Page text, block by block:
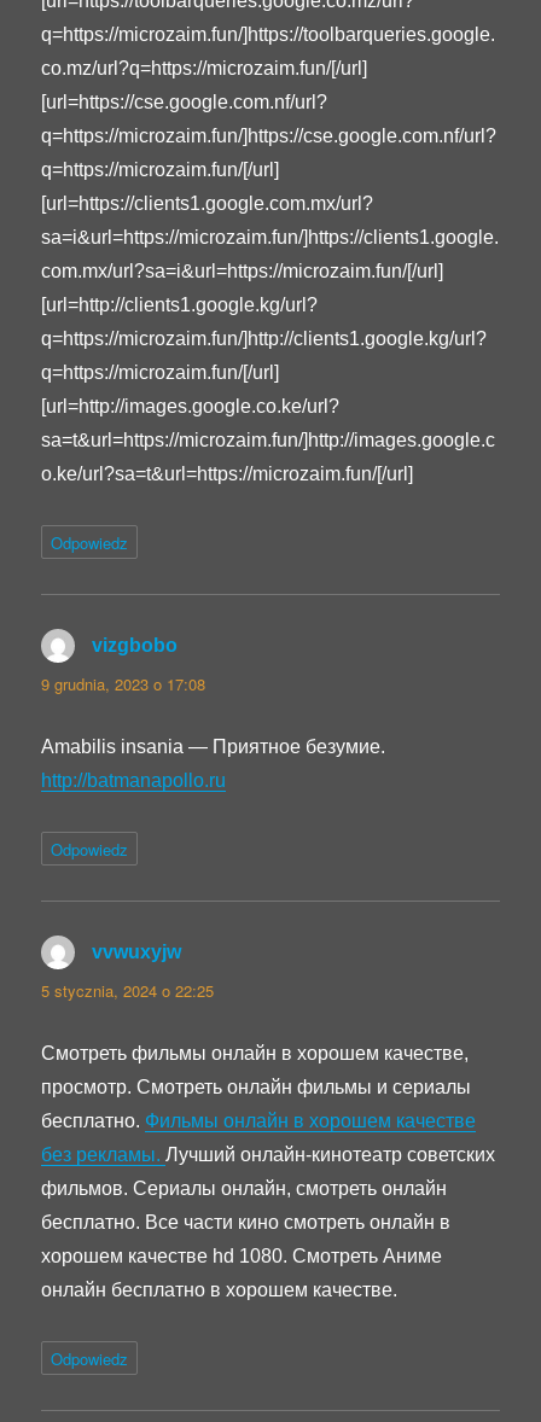
q=https://microzaim.fun/]https://toolbarqueries.google.
co.mz/url?q=https://microzaim.fun/[/url]
[url=https://cse.google.com.nf/url?
q=https://microzaim.fun/]https://cse.google.com.nf/url?
q=https://microzaim.fun/[/url]
[url=https://clients1.google.com.mx/url?
sa=i&url=https://microzaim.fun/]https://clients1.google.
com.mx/url?sa=i&url=https://microzaim.fun/[/url]
[url=http://clients1.google.kg/url?
q=https://microzaim.fun/]http://clients1.google.kg/url?
q=https://microzaim.fun/[/url]
[url=http://images.google.co.ke/url?
sa=t&url=https://microzaim.fun/]http://images.google.c
o.ke/url?sa=t&url=https://microzaim.fun/[/url]
Odpowiedz
vizgbobo
9 grudnia, 2023 o 17:08
Amabilis insania — Приятное безумие.
http://batmanapollo.ru
Odpowiedz
vvwuxyjwpisze:
5 stycznia, 2024 o 22:25
Смотреть фильмы онлайн в хорошем качестве,
просмотр. Смотреть онлайн фильмы и сериалы
бесплатно. Фильмы онлайн в хорошем качестве
без рекламы.Лучший онлайн-кинотеатр советских
фильмов. Сериалы онлайн, смотреть онлайн
бесплатно. Все части кино смотреть онлайн в
хорошем качестве hd 1080. Смотреть Аниме
онлайн бесплатно в хорошем качестве.
Odpowiedz